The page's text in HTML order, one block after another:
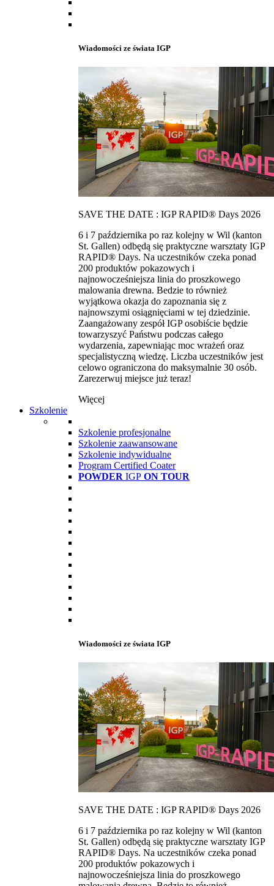
Wiadomości ze świata IGP
SAVE THE DATE : IGP RAPID® Days 2026
6 i 7 października po raz kolejny w Wil (kanton
St. Gallen) odbędą się praktyczne warsztaty IGP
RAPID® Days. Na uczestników czeka ponad
200 produktów pokazowych i
najnowocześniejsza linia do proszkowego
malowania drewna. Bedzie to również
wyjątkowa okazja do zapoznania się z
najnowszymi osiągnięciami w tej dziedzinie.
Zaangażowany zespół IGP osobiście będzie
towarzyszyć Państwu podczas całego
wydarzenia, zapewniając moc wrażeń oraz
specjalistyczną wiedzę. Liczba uczestników jest
celowo ograniczona do maksymalnie 30 osób.
Zarezerwuj miejsce już teraz!
Więcej
Szkolenie
Szkolenie profesjonalne
Szkolenie zaawansowane
Szkolenie indywidualne
Program Certified Coater
POWDER IGP ON TOUR
Wiadomości ze świata IGP
SAVE THE DATE : IGP RAPID® Days 2026
6 i 7 października po raz kolejny w Wil (kanton
St. Gallen) odbędą się praktyczne warsztaty IGP
RAPID® Days. Na uczestników czeka ponad
200 produktów pokazowych i
najnowocześniejsza linia do proszkowego